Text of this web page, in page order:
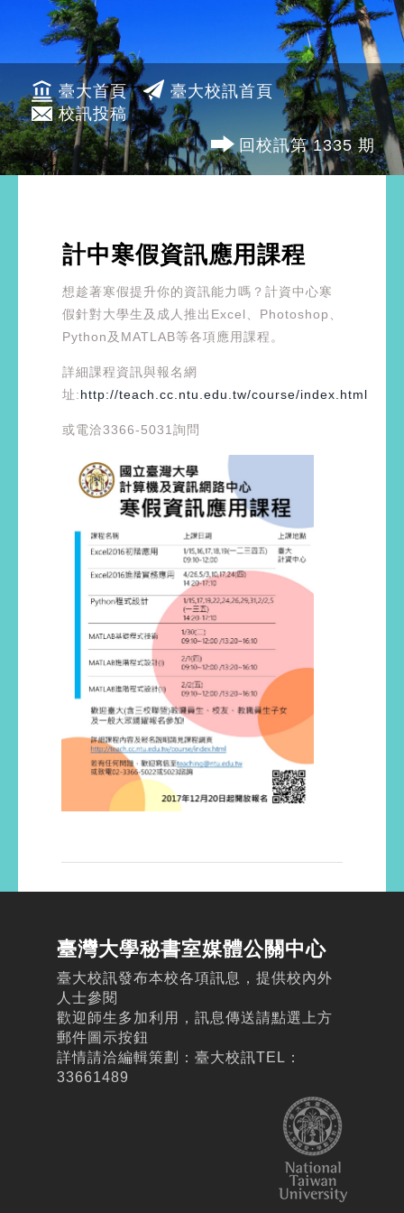
臺大首頁
臺大校訊首頁
校訊投稿
回校訊第 1335 期
計中寒假資訊應用課程
想趁著寒假提升你的資訊能力嗎？計資中心寒
假針對大學生及成人推出Excel、Photoshop、
Python及MATLAB等各項應用課程。
詳細課程資訊與報名網
址:http://teach.cc.ntu.edu.tw/course/index.html
或電洽3366-5031詢問
臺灣大學秘書室媒體公關中心
臺大校訊發布本校各項訊息，提供校內外
人士參閱
歡迎師生多加利用，訊息傳送請點選上方
郵件圖示按鈕
詳情請洽編輯策劃：臺大校訊TEL：
33661489